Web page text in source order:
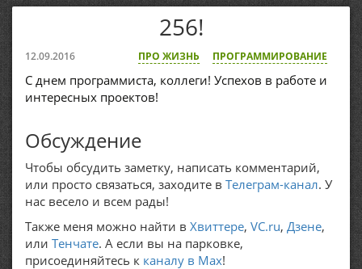
256!
12.09.2016 ПРО ЖИЗНЬ ПРОГРАММИРОВАНИЕ
С днем программиста, коллеги! Успехов в работе и
интересных проектов!
Обсуждение
Чтобы обсудить заметку, написать комментарий,
или просто связаться, заходите в Телеграм-канал. У
нас весело и всем рады!
Также меня можно найти в Хвиттере, VC.ru, Дзене,
или Тенчате. А если вы на парковке,
присоединяйтесь к каналу в Max!